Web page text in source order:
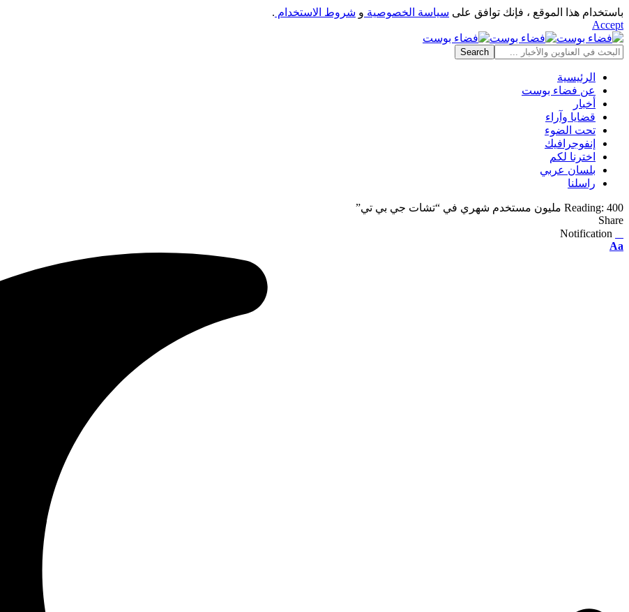
باستخدام هذا الموقع ، فإنك توافق على سياسة الخصوصية و شروط الاستخدام .
Accept
الرئيسية
عن فضاء بوست
أخبار
قضايا وآراء
تحت الضوء
إنفوجرافيك
اخترنا لكم
بلسان عربي
راسلنا
Reading: 400 مليون مستخدم شهري في “تشات جي بي تي”
Share
Notification
Font
Aa